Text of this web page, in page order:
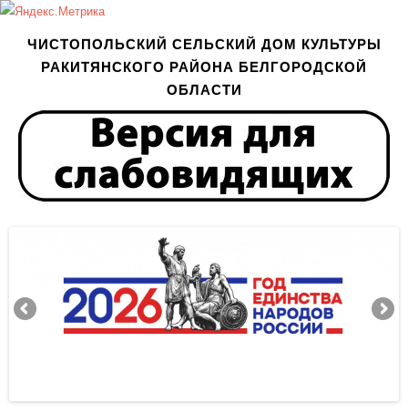
ЧИСТОПОЛЬСКИЙ СЕЛЬСКИЙ ДОМ КУЛЬТУРЫ
РАКИТЯНСКОГО РАЙОНА БЕЛГОРОДСКОЙ
ОБЛАСТИ